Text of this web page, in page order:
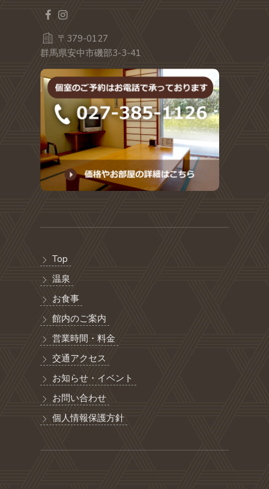
〒379-0127
群馬県安中市磯部3-3-41
Top
温泉
お食事
館内のご案内
営業時間・料金
交通アクセス
お知らせ・イベント
お問い合わせ
個人情報保護方針